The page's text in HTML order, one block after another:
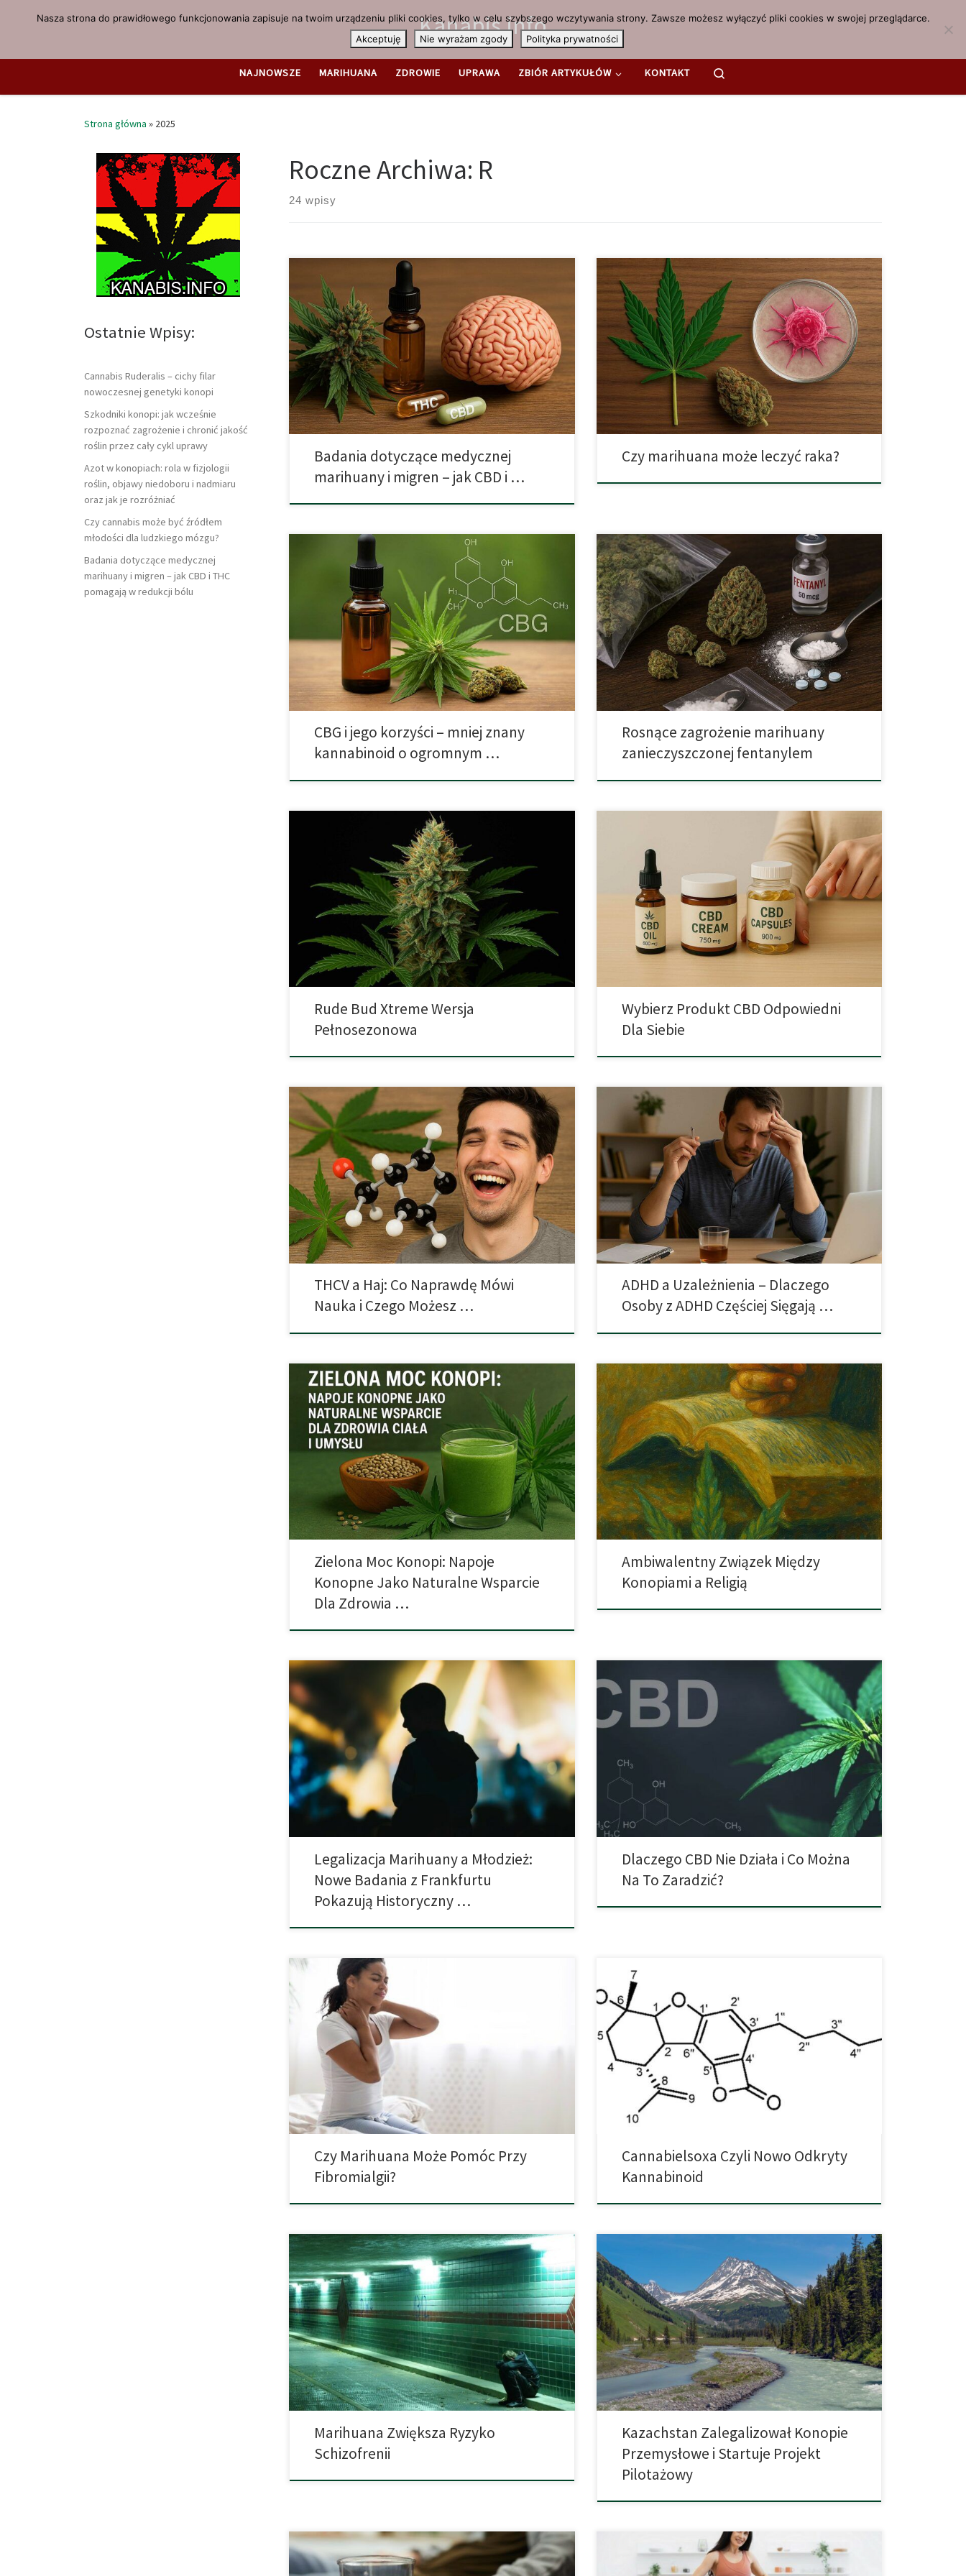
Przejdź do treści Kanabis.info
NAJNOWSZE MARIHUANA ZDROWIE UPRAWA ZBIÓR ARTYKUŁÓW KONTAKT
Strona główna » 2025
Roczne Archiwa: R
24 wpisy
Coraz więcej badań naukowych potwierdza, że medyczna
marihuana może skutecznie zmniejszać częstotliwość i
nasilenie migren, stanowiąc alternatywę dla tradycyjnych leków
przeciwbólowych. Kannabinoidy takie jak CBD i THC oddziałują
na układ endokannabinoidowy, regulując odczuwanie bólu,
reakcję zapalną oraz napięcie mięśni. Zrozumienie działania
tych substancji pozwala lepiej dobrać odpowiednią terapię
oraz odmiany […]
Badania dotyczące medycznej
marihuany i migren – jak CBD i …
Nowotwory to choroba, która dotyka ogromną część
społeczeństwa – szacuje się, że u nawet 39% osób zostanie
zdiagnozowany rak w ciągu ich życia. W praktyce oznacza to,
że niemal każdy, bezpośrednio lub pośrednio, spotyka się z tą
chorobą – czy to sam, czy poprzez bliskich. Współcześni
onkolodzy coraz częściej wykazują […]
Czy marihuana może leczyć raka?
Kannabigerol (CBG) to niepsychoaktywny kannabinoid
występujący naturalnie w konopiach. Choć jest mniej znany niż
CBD czy THC, badania naukowe pokazują, że może odgrywać
kluczową rolę w terapii wielu chorób – od jaskry i schorzeń jelit
po chorobę Huntingtona oraz nowotwory. Dowiedz się, czym
jest CBG, jak działa i dlaczego zyskuje […]
CBG i jego korzyści – mniej znany
kannabinoid o ogromnym …
Jeszcze kilkanaście lat temu marihuana była postrzegana jako
„miękki” narkotyk, szczególnie w porównaniu z heroiną czy
kokainą. Wielu traktowało ją jako substancję stosunkowo
bezpieczną, której ryzyko ogranicza się głównie do efektów
ubocznych związanych z psychiką czy układem oddechowym.
Dziś jednak rynek narkotykowy zmienia się w niepokojącym
kierunku. Coraz częściej pojawiają […]
Rosnące zagrożenie marihuany
zanieczyszczonej fentanylem
Rude Bud Xtreme Feminizowane – pełna recenzja ekspercka i
przewodnik uprawy Rude Bud Xtreme Feminizowane to
odmiana feminizowana o przewadze Indica, stworzona przez
THC-THC z myślą o mocnych plonach i stosunkowo szybkim
kwitnieniu dla odmian pełno sezonowych. To „fast flowering” /
półautomat – pełny sezon, ale przyspieszony dzięki genetyce.
Dane […]
Rude Bud Xtreme Wersja
Pełnosezonowa
Rosnąca dostępność produktów z CBD Jeśli mieszkasz w kraju,
gdzie marihuana jest legalna, masz do dyspozycji coraz
szerszy wybór produktów zawierających CBD. Mogą to być
oleje, kapsułki, susz do waporyzacji, kosmetyki czy nawet
produkty spożywcze. Zróżnicowana oferta daje wiele
możliwości, ale też stawia przed konsumentami wyzwanie –
jak wybrać produkt […]
Wybierz Produkt CBD Odpowiedni
Dla Siebie
W Skrócie THCV (tetrahydrokannabiwarin) to rzadziej
omawiany kannabinoid, który może modulować działanie
THC. W małych badaniach dodatek THCV do THC osłabiał
subiektywną intensywność „haju”, a także łagodził typowe
skutki uboczne THC, jak „mgła” poznawcza czy przyspieszone
tętno. Podawane osobno, THCV zazwyczaj nie wywołuje
silnych efektów psychoaktywnych w typowych dawkach. Efekt
[…]
THCV a Haj: Co Naprawdę Mówi
Nauka i Czego Możesz …
Kiedy Nadpobudliwość Spotyka Się z Ryzykiem Uzależnienia
Wśród osób zmagających się z uzależnieniami od substancji
psychoaktywnych wyjątkowo duży odsetek stanowią osoby z
ADHD – zespołem nadpobudliwości psychoruchowej z
deficytem uwagi. To zaburzenie, które często zaczyna się w
dzieciństwie, może wpływać nie tylko na sposób
funkcjonowania w szkole czy pracy, ale […]
ADHD a Uzależnienia – Dlaczego
Osoby z ADHD Częściej Sięgają …
Współczesna dietetyka coraz częściej sięga po naturalne
składniki roślinne jako źródło zdrowia i dobrego
samopoczucia. Wśród nich coraz większą popularnością cieszą
się napoje z konopi, które wyróżniają się wyjątkowo bogatym
profilem odżywczym i wielowymiarowym wpływem na
organizm człowieka. Co sprawia, że napoje konopne są tak
cenne? Jakie właściwości zdrowotne oferują? […]
Zielona Moc Konopi: Napoje
Konopne Jako Naturalne Wsparcie
Dla Zdrowia …
Z czym kojarzy się połączenie pojęć „religia” i „marihuana”?
Jedną z pierwszych asocjacji jest zazwyczaj ruch Rastafari,
szczególnie silnie obecny na Jamajce, który dzięki swojemu
najsłynniejszemu przedstawicielowi, Bobowi Marleyowi,
zyskał światową rozpoznawalność. Można powiedzieć, że
Rastafarianie używają konopi w kontekście medytacji i
modlitwy –– choć wielu z nich podkreśla, że […]
Ambiwalentny Związek Między
Konopiami a Religią
Konserwatywne ostrzeżenia obalone: Nowe badanie z
Frankfurtu pokazuje wyraźny spadek spożycia konopi wśród
młodzieży – mimo (a może właśnie dzięki) legalizacji. Wbrew
obawom przeciwników legalizacji, konsumpcja marihuany
wśród niemieckiej młodzieży spadła do rekordowo niskiego
poziomu. Tak wynika z najnowszego raportu opublikowanego
w 2024 roku przez zespół badawczy z Frankfurtu nad […]
Legalizacja Marihuany a Młodzież:
Nowe Badania z Frankfurtu
Pokazują Historyczny …
„Dlaczego CBD na mnie nie działa?“ Pytanie, które często
wynika z fałszywych oczekiwań, dezinformacji i
nieporozumień. W tym artykule zostaną omówione zarówno
czynniki fizjologiczne, jak i psychologiczne, które odgrywają
rolę w działaniu CBD. Brak Środków Przeciwbólowych – Brak
Natychmiastowego Działania CBD nie jest środkiem
przeciwbólowym w klasycznym tego słowa znaczeniu. […]
Dlaczego CBD Nie Działa i Co Można
Na To Zaradzić?
Fibromialgia jest przewlekłą i trudną do zdiagnozowania
chorobą, która objawia się rozległymi bólami, skurczami
mięśni, zmęczeniem i często zaburzeniami snu. Szczególnie
trudne jest to, że objawy te są często trudne do obiektywnej
oceny przez lekarzy. Pacjenci często już jako dziecko cierpią
na silne bóle głowy, a z czasem pojawią się […]
Czy Marihuana Może Pomóc Przy
Fibromialgii?
W opublikowanym w czasopiśmie Pharmaceuticals badaniu
zespół naukowców z Korei Południowej poinformował o
zidentyfikowaniu nowego kannabinoidu. Ponadto zebrali oni
kilka spostrzeżeń dotyczących potencjału kannabinoidów w
zwalczaniu nowotworów. W skład 14-osobowego zespołu
wchodzili zarówno naukowcy z agencji rządowych, jak i
naukowcy z uniwersytetów. Nowo odkryta substancja to
cannabielsoxa, kolejny kannabinoid naturalnie […]
Cannabielsoxa Czyli Nowo Odkryty
Kannabinoid
Spożywanie konopi indyjskich i schizofrenia są ze sobą
powiązane. Ale czy konopie mogą również powodować
psychotyczne zaburzenia? Naukowcy przeanalizowali aktualny
stan wiedzy. Schizofrenia jest ciężką chorobą psychiczną. Jej
typowe objawy to zaburzenia myślenia i objawy
psychotyczne. Wiele badań zajmowało się kwestią, czy
zażywanie konopi może powodować schizofrenię. Zespół
badawczy z […]
Marihuana Zwiększa Ryzyko
Schizofrenii
W Kazachstanie właśnie wybiła nowa era przemysłu
rolniczego, gdyż oficjalnie zalegalizowano uprawę konopi
włóknistych. Na tym jednak nie koniec, ponieważ
jednocześnie wystartowano z projektem pilotażowym,
mającym na celu wsparcie gałęzi przemysłu, które są
powiązane z naturą, oraz zatrudnienie w sektorze rolniczym.
Wszystko to ma na celu zachęcenie przemysłu oraz rolników
[…]
Kazachstan Zalegalizował Konopie
Przemysłowe i Startuje Projekt
Pilotażowy
Ostatnie Wpisy:
Cannabis Ruderalis – cichy filar
nowoczesnej genetyki konopi
Szkodniki konopi: jak wcześnie
rozpoznać zagrożenie i chronić jakość
roślin przez cały cykl uprawy
Azot w konopiach: rola w fizjologii
roślin, objawy niedoboru i nadmiaru
oraz jak je rozróżniać
Czy cannabis może być źródłem
młodości dla ludzkiego mózgu?
Badania dotyczące medycznej
marihuany i migren – jak CBD i THC
pomagają w redukcji bólu
Nasza strona do prawidłowego funkcjonowania zapisuje na twoim urządzeniu pliki cookies, tylko w celu szybszego wczytywania strony. Zawsze możesz wyłączyć pliki cookies w swojej przeglądarce.
Akceptuję
Nie wyrażam zgody Polityka prywatności